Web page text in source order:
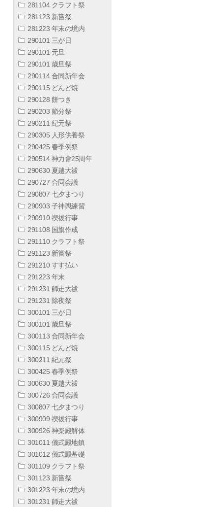
281104 クラフト祭
281123 新嘗祭
281223 年末の境内
290101 三が日
290101 元旦
290101 歳旦祭
290114 合同新年会
290115 どんど焼
290128 餅つき
290203 節分祭
290211 紀元祭
290305 人形供養祭
290425 春季例祭
290514 神力會25周年
290630 夏越大祓
290727 合同会議
290807 七夕まつり
290903 子神輿練習
290910 禊祓行事
291108 国旗作成
291110 クラフト祭
291123 新嘗祭
291210 すす払い
291223 年末
291231 師走大祓
291231 除夜祭
300101 三が日
300101 歳旦祭
300113 合同新年会
300115 どんど焼
300211 紀元祭
300425 春季例祭
300630 夏越大祓
300726 合同会議
300807 七夕まつり
300909 禊祓行事
300926 神楽殿解体
301011 儀式殿地鎮
301012 儀式殿基礎
301109 クラフト祭
301123 新嘗祭
301223 年末の境内
301231 師走大祓